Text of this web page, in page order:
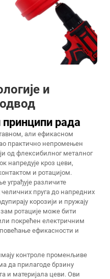
и
рада
али ефикасном
практично непромењен
од флексибилног металног
напредује кроз цеви,
и ротацијом.
уграђује различите
пруга до напредних
корозији и пружају
ротације може бити
покрећен електричним
ефикасности и
контроле променљиве
да прилагоде брзину
и материјала цеви. Ови